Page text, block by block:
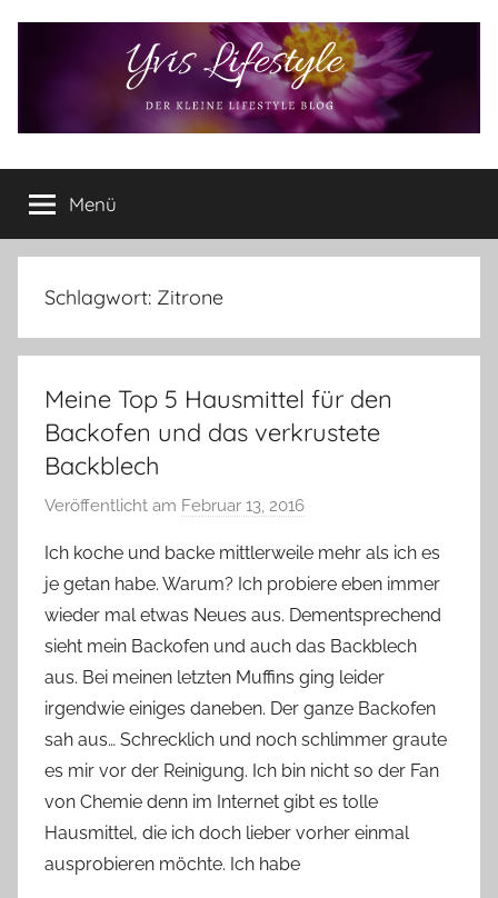
Yvis
Lifestyle
Lifestyle
Blog
–
Lifestyle,
Produkttests
vieles
mehr
Menü
Schlagwort: Zitrone
Meine Top 5 Hausmittel für den
Backofen und das verkrustete
Backblech
Veröffentlicht am Februar 13, 2016
n
Y
v
o
n
n
e
Ich koche und backe mittlerweile mehr als ich es
je getan habe. Warum? Ich probiere eben immer
wieder mal etwas Neues aus. Dementsprechend
sieht mein Backofen und auch das Backblech
aus. Bei meinen letzten Muffins ging leider
irgendwie einiges daneben. Der ganze Backofen
sah aus… Schrecklich und noch schlimmer graute
es mir vor der Reinigung. Ich bin nicht so der Fan
von Chemie denn im Internet gibt es tolle
Hausmittel, die ich doch lieber vorher einmal
ausprobieren möchte. Ich habe